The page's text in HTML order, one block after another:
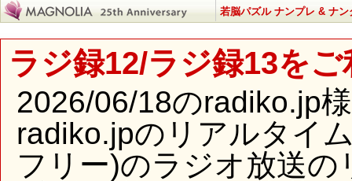
若脳パズル ナンプレ & ナン
ラジ録12/ラジ録13を
2026/06/18のradiko.jp
radiko.jpのリアルタイ
フリー)のラジオ放送